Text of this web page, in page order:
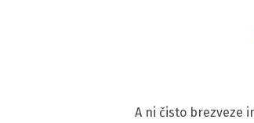
A ni čisto brezveze